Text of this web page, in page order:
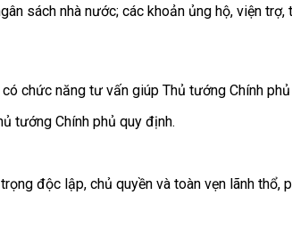
sách nhà nước; các khoản ủng hộ, viện
chức năng tư vấn giúp Thủ tướng Chính
tướng Chính phủ quy định.
độc lập, chủ quyền và toàn vẹn lãnh